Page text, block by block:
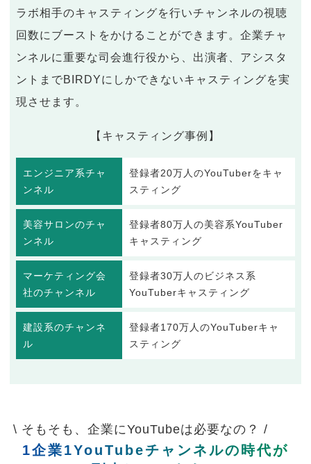
ラボ相手のキャスティングを行いチャンネルの視聴
回数にブーストをかけることができます。企業チャ
ンネルに重要な司会進行役から、出演者、アシスタ
ントまでBIRDYにしかできないキャスティングを実
現させます。
【キャスティング事例】
エンジニア系チャ
ンネル
登録者20万人のYouTuberをキャ
スティング
美容サロンのチャ
ンネル
登録者80万人の美容系YouTuber
キャスティング
マーケティング会
社のチャンネル
登録者30万人のビジネス系
YouTuberキャスティング
建設系のチャンネ
ル
登録者170万人のYouTuberキャ
スティング
\ そもそも、企業にYouTubeは必要なの？ /
1企業1YouTubeチャンネルの時代が